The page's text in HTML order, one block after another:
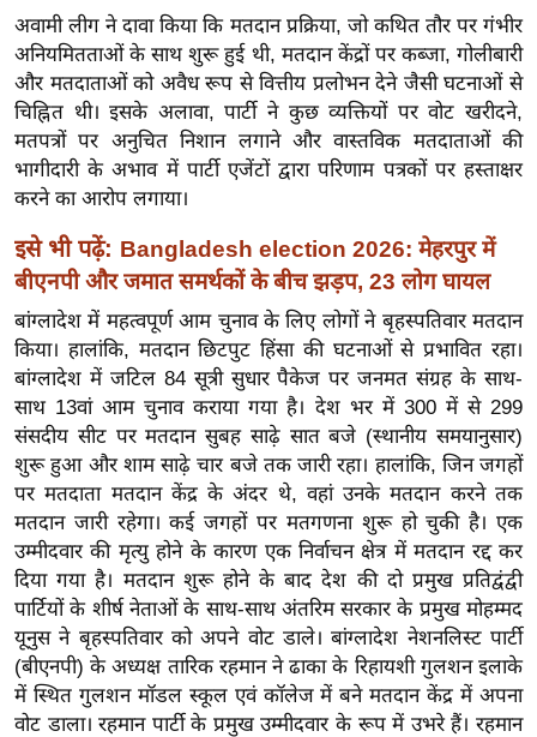
प
र
मि
सा
ल
बे
मि
सा
ल
श
ख्सि
य
त
यं
ग
इं
डि
या
सा
हि
त्य
अवामी लीग ने दावा किया कि मतदान प्रक्रिया, जो कथित तौर पर गंभीर
अनियमितताओं के साथ शुरू हुई थी, मतदान केंद्रों पर कब्जा, गोलीबारी
और मतदाताओं को अवैध रूप से वित्तीय प्रलोभन देने जैसी घटनाओं से
चिह्नित थी। इसके अलावा, पार्टी ने कुछ व्यक्तियों पर वोट खरीदने,
मतपत्रों पर अनुचित निशान लगाने और वास्तविक मतदाताओं की
भागीदारी के अभाव में पार्टी एजेंटों द्वारा परिणाम पत्रकों पर हस्ताक्षर
करने का आरोप लगाया।
इसे भी पढ़ें: Bangladesh election 2026: मेहरपुर में
बीएनपी और जमात समर्थकों के बीच झड़प, 23 लोग घायल
बांग्लादेश में महत्वपूर्ण आम चुनाव के लिए लोगों ने बृहस्पतिवार मतदान
किया। हालांकि, मतदान छिटपुट हिंसा की घटनाओं से प्रभावित रहा।
बांग्लादेश में जटिल 84 सूत्री सुधार पैकेज पर जनमत संग्रह के साथ-
साथ 13वां आम चुनाव कराया गया है। देश भर में 300 में से 299
संसदीय सीट पर मतदान सुबह साढ़े सात बजे (स्थानीय समयानुसार)
शुरू हुआ और शाम साढ़े चार बजे तक जारी रहा। हालांकि, जिन जगहों
पर मतदाता मतदान केंद्र के अंदर थे, वहां उनके मतदान करने तक
मतदान जारी रहेगा। कई जगहों पर मतगणना शुरू हो चुकी है। एक
उम्मीदवार की मृत्यु होने के कारण एक निर्वाचन क्षेत्र में मतदान रद्द कर
दिया गया है। मतदान शुरू होने के बाद देश की दो प्रमुख प्रतिद्वंद्वी
पार्टियों के शीर्ष नेताओं के साथ-साथ अंतरिम सरकार के प्रमुख मोहम्मद
यूनुस ने बृहस्पतिवार को अपने वोट डाले। बांग्लादेश नेशनलिस्ट पार्टी
(बीएनपी) के अध्यक्ष तारिक रहमान ने ढाका के रिहायशी गुलशन इलाके
में स्थित गुलशन मॉडल स्कूल एवं कॉलेज में बने मतदान केंद्र में अपना
वोट डाला। रहमान पार्टी के प्रमुख उम्मीदवार के रूप में उभरे हैं। रहमान